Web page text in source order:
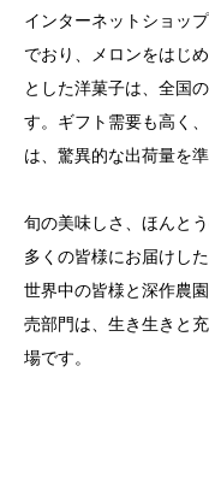
インターネットショッ
でおり、メロンをはじ
とした洋菓子は、全国
す。ギフト需要も高く
は、驚異的な出荷量を
旬の美味しさ、ほんと
多くの皆様にお届けし
世界中の皆様と深作農
売部門は、生き生きと
場です。